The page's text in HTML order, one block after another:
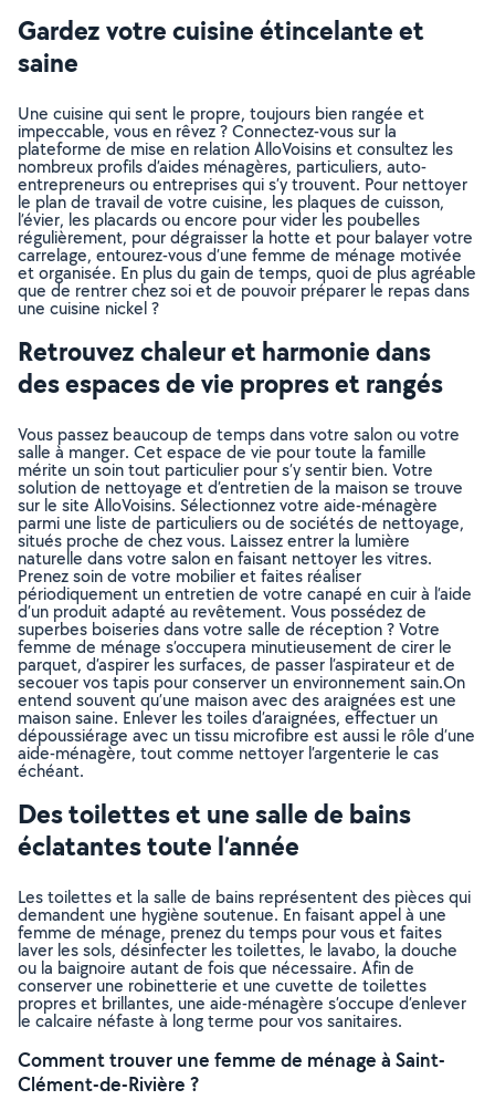
Gardez votre cuisine étincelante et
saine
Une cuisine qui sent le propre, toujours bien rangée et
impeccable, vous en rêvez ? Connectez-vous sur la
plateforme de mise en relation AlloVoisins et consultez les
nombreux profils d’aides ménagères, particuliers, auto-
entrepreneurs ou entreprises qui s’y trouvent. Pour nettoyer
le plan de travail de votre cuisine, les plaques de cuisson,
l’évier, les placards ou encore pour vider les poubelles
régulièrement, pour dégraisser la hotte et pour balayer votre
carrelage, entourez-vous d’une femme de ménage motivée
et organisée. En plus du gain de temps, quoi de plus agréable
que de rentrer chez soi et de pouvoir préparer le repas dans
une cuisine nickel ?
Retrouvez chaleur et harmonie dans
des espaces de vie propres et rangés
Vous passez beaucoup de temps dans votre salon ou votre
salle à manger. Cet espace de vie pour toute la famille
mérite un soin tout particulier pour s’y sentir bien. Votre
solution de nettoyage et d’entretien de la maison se trouve
sur le site AlloVoisins. Sélectionnez votre aide-ménagère
parmi une liste de particuliers ou de sociétés de nettoyage,
situés proche de chez vous. Laissez entrer la lumière
naturelle dans votre salon en faisant nettoyer les vitres.
Prenez soin de votre mobilier et faites réaliser
périodiquement un entretien de votre canapé en cuir à l’aide
d’un produit adapté au revêtement. Vous possédez de
superbes boiseries dans votre salle de réception ? Votre
femme de ménage s’occupera minutieusement de cirer le
parquet, d’aspirer les surfaces, de passer l’aspirateur et de
secouer vos tapis pour conserver un environnement sain.On
entend souvent qu’une maison avec des araignées est une
maison saine. Enlever les toiles d’araignées, effectuer un
dépoussiérage avec un tissu microfibre est aussi le rôle d’une
aide-ménagère, tout comme nettoyer l’argenterie le cas
échéant.
Des toilettes et une salle de bains
éclatantes toute l’année
Les toilettes et la salle de bains représentent des pièces qui
demandent une hygiène soutenue. En faisant appel à une
femme de ménage, prenez du temps pour vous et faites
laver les sols, désinfecter les toilettes, le lavabo, la douche
ou la baignoire autant de fois que nécessaire. Afin de
conserver une robinetterie et une cuvette de toilettes
propres et brillantes, une aide-ménagère s’occupe d’enlever
le calcaire néfaste à long terme pour vos sanitaires.
Comment trouver une femme de ménage à Saint-
Clément-de-Rivière ?